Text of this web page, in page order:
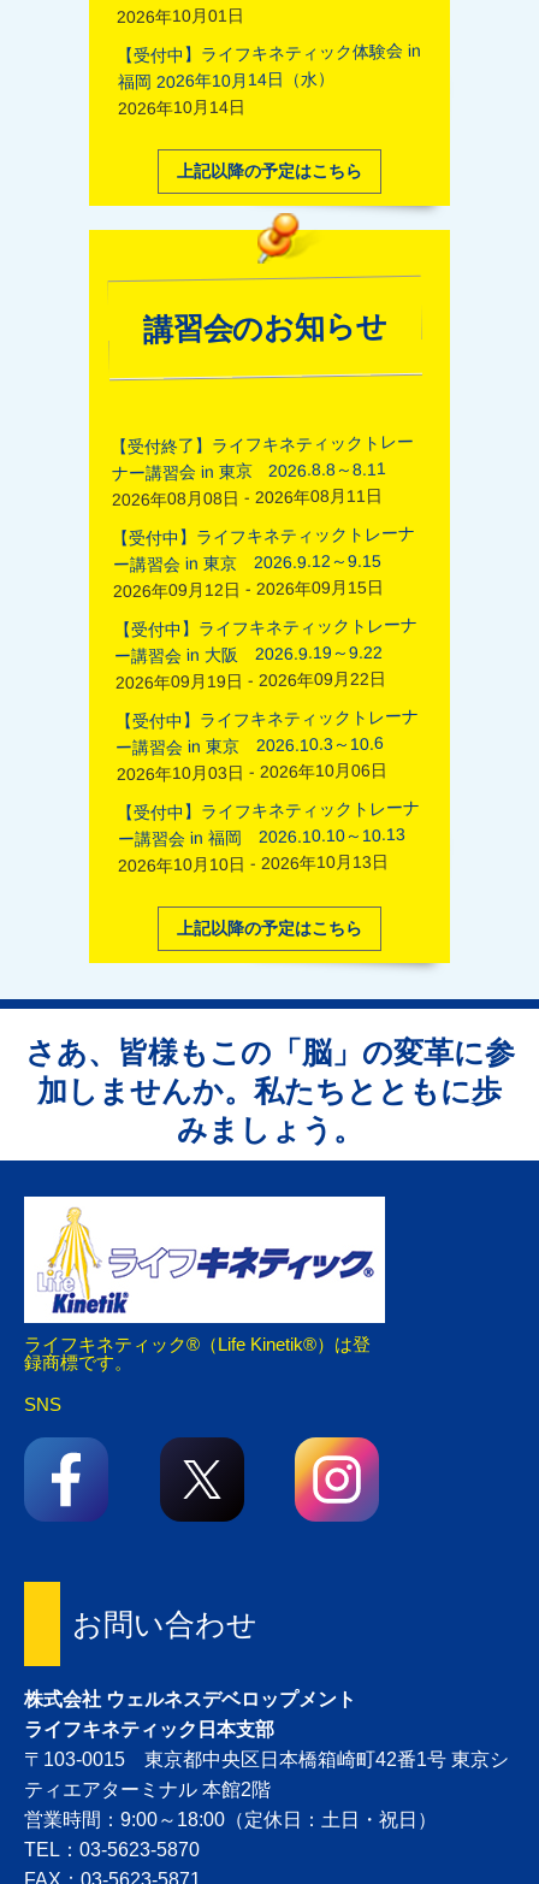
2026年10月01日
【受付中】ライフキネティック体験会 in
福岡 2026年10月14日（水）
2026年10月14日
上記以降の予定はこちら
講習会のお知らせ
【受付終了】ライフキネティックトレー
ナー講習会 in 東京 2026.8.8～8.11
2026年08月08日 - 2026年08月11日
【受付中】ライフキネティックトレーナ
ー講習会 in 東京 2026.9.12～9.15
2026年09月12日 - 2026年09月15日
【受付中】ライフキネティックトレーナ
ー講習会 in 大阪 2026.9.19～9.22
2026年09月19日 - 2026年09月22日
【受付中】ライフキネティックトレーナ
ー講習会 in 東京 2026.10.3～10.6
2026年10月03日 - 2026年10月06日
【受付中】ライフキネティックトレーナ
ー講習会 in 福岡 2026.10.10～10.13
2026年10月10日 - 2026年10月13日
上記以降の予定はこちら
さあ、皆様もこの「脳」の変革に参
加しませんか。私たちとともに歩
みましょう。
ライフキネティック®（Life Kinetik®）は登
録商標です。
SNS
お問い合わせ
株式会社 ウェルネスデベロップメント
ライフキネティック日本支部
〒103-0015 東京都中央区日本橋箱崎町42番1号 東京シ
ティエアターミナル 本館2階
営業時間：9:00～18:00（定休日：土日・祝日）
TEL：03-5623-5870
FAX：03-5623-5871